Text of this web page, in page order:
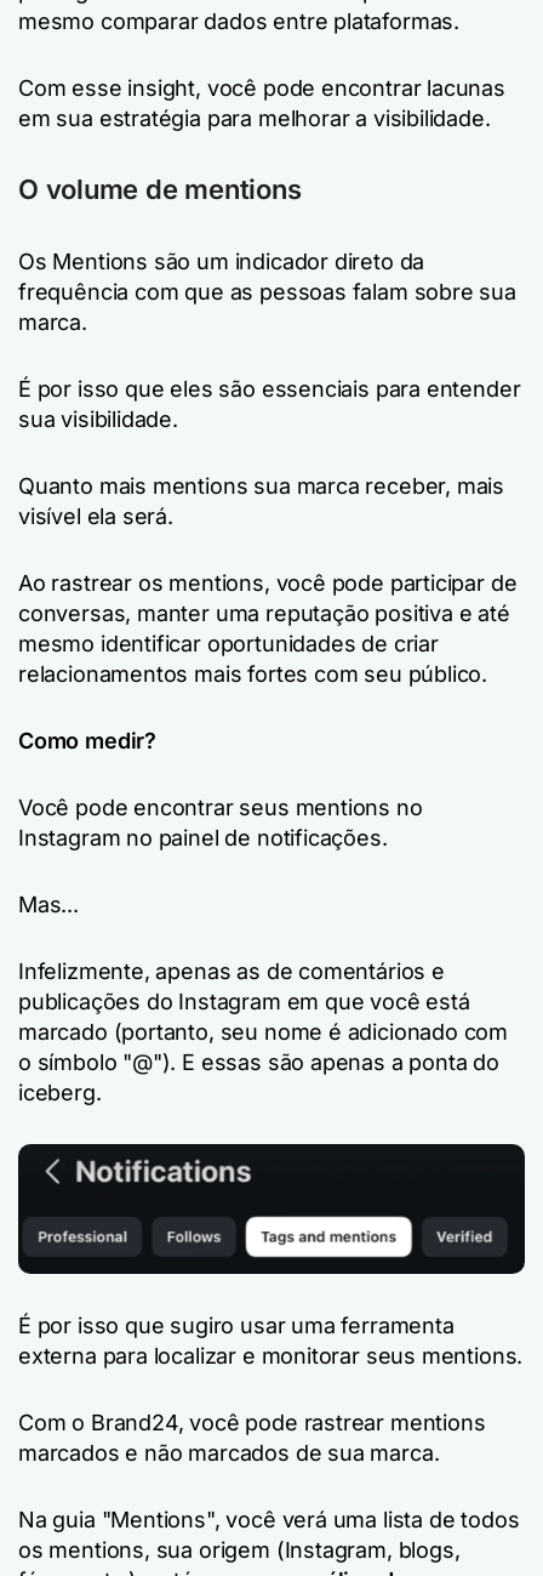
mesmo comparar dados entre plataformas.
Com esse insight, você pode encontrar lacunas
em sua estratégia para melhorar a visibilidade.
O volume de mentions
Os Mentions são um indicador direto da
frequência com que as pessoas falam sobre sua
marca.
É por isso que eles são essenciais para entender
sua visibilidade.
Quanto mais mentions sua marca receber, mais
visível ela será.
Ao rastrear os mentions, você pode participar de
conversas, manter uma reputação positiva e até
mesmo identificar oportunidades de criar
relacionamentos mais fortes com seu público.
Como medir?
Você pode encontrar seus mentions no
Instagram no painel de notificações.
Mas...
Infelizmente, apenas as de comentários e
publicações do Instagram em que você está
marcado (portanto, seu nome é adicionado com
o símbolo "@"). E essas são apenas a ponta do
iceberg.
É por isso que sugiro usar uma ferramenta
externa para localizar e monitorar seus mentions.
Com o Brand24, você pode rastrear mentions
marcados e não marcados de sua marca.
Na guia "Mentions", você verá uma lista de todos
os mentions, sua origem (Instagram, blogs,